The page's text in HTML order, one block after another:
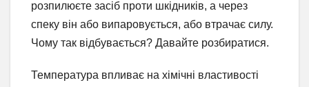
розпилюєте засіб проти шкідників, а через
спеку він або випаровується, або втрачає силу.
Чому так відбувається? Давайте розбиратися.
Температура впливає на хімічні властивості